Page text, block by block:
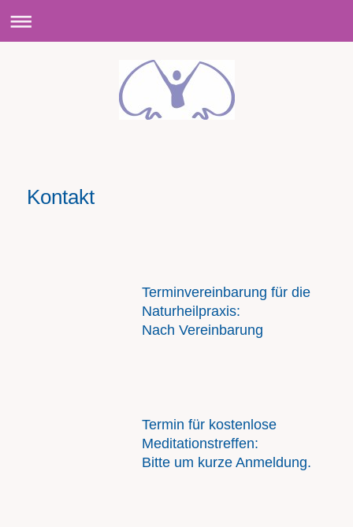
Kontakt
Terminvereinbarung für die
Naturheilpraxis:
Nach Vereinbarung
Termin für kostenlose
Meditationstreffen:
Bitte um kurze Anmeldung.